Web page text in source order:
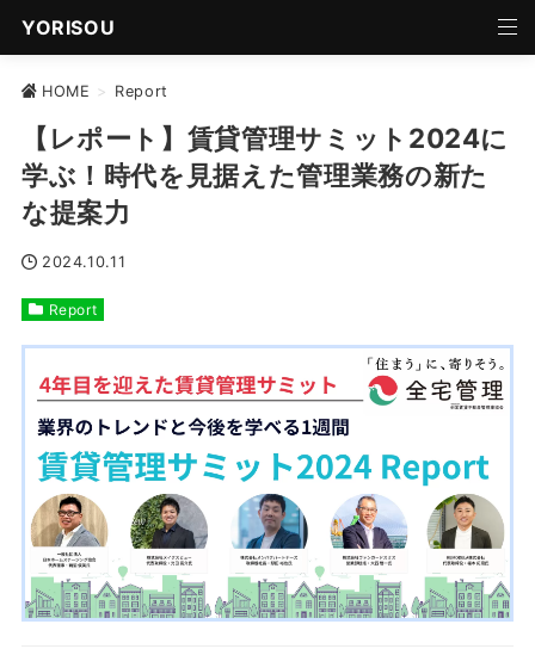
YORISOU
HOME > Report
【レポート】賃貸管理サミット2024に
学ぶ！時代を見据えた管理業務の新た
な提案力
2024.10.11
Report